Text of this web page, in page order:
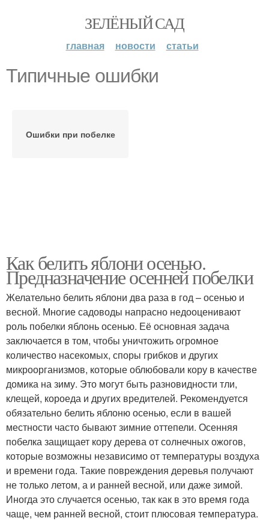
ЗЕЛЁНЫЙ САД
главная новости статьи
Типичные ошибки
Ошибки при побелке
Как белить яблони осенью.
Предназначение осенней побелки
Желательно белить яблони два раза в год – осенью и
весной. Многие садоводы напрасно недооценивают
роль побелки яблонь осенью. Её основная задача
заключается в том, чтобы уничтожить огромное
количество насекомых, споры грибков и других
микроорганизмов, которые облюбовали кору в качестве
домика на зиму. Это могут быть разновидности тли,
клещей, короеда и других вредителей. Рекомендуется
обязательно белить яблоню осенью, если в вашей
местности часто бывают зимние оттепели. Осенняя
побелка защищает кору дерева от солнечных ожогов,
которые возможны независимо от температуры воздуха
и времени года. Такие повреждения деревья получают
не только летом, а и ранней весной, или даже зимой.
Иногда это случается осенью, так как в это время года
чаще, чем ранней весной, стоит плюсовая температура.